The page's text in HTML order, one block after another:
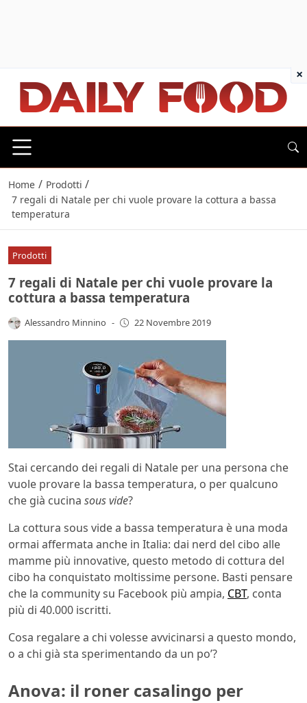
Home / Prodotti /
7 regali di Natale per chi vuole provare la cottura a bassa
temperatura
Prodotti
7 regali di Natale per chi vuole provare la
cottura a bassa temperatura
Alessandro Minnino - 22 Novembre 2019
Stai cercando dei regali di Natale per una persona che
vuole provare la bassa temperatura, o per qualcuno
che già cucina sous vide?
La cottura sous vide a bassa temperatura è una moda
ormai affermata anche in Italia: dai nerd del cibo alle
mamme più innovative, questo metodo di cottura del
cibo ha conquistato moltissime persone. Basti pensare
che la community su Facebook più ampia, CBT, conta
più di 40.000 iscritti.
Cosa regalare a chi volesse avvicinarsi a questo mondo,
o a chi già sta sperimentando da un po’?
Anova: il roner casalingo per
×